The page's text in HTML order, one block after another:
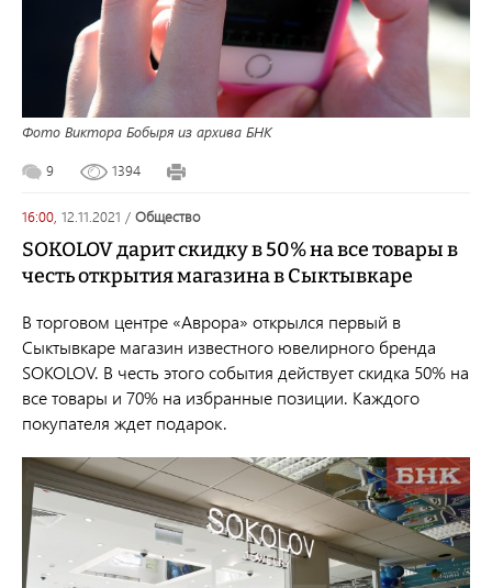
Фото Виктора Бобыря из архива БНК
9 1394
16:00, 12.11.2021 / общество
SOKOLOV дарит скидку в 50% на все товары в
честь открытия магазина в Сыктывкаре
В торговом центре «Аврора» открылся первый в
Сыктывкаре магазин известного ювелирного бренда
SOKOLOV. В честь этого события действует скидка 50% на
все товары и 70% на избранные позиции. Каждого
покупателя ждет подарок.